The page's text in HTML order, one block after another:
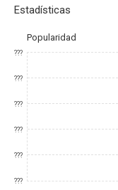
Estadísticas
Popularidad
???
???
???
???
???
???